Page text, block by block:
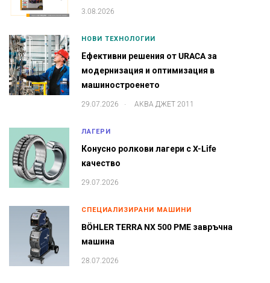
3.08.2026
НОВИ ТЕХНОЛОГИИ
Ефективни решения от URACA за
модернизация и оптимизация в
машиностроенето
29.07.2026 АКВА ДЖЕТ 2011
ЛАГЕРИ
Конусно ролкови лагери с X-Life
качество
29.07.2026
СПЕЦИАЛИЗИРАНИ МАШИНИ
BÖHLER TERRA NX 500 PME завръчна
машина
28.07.2026